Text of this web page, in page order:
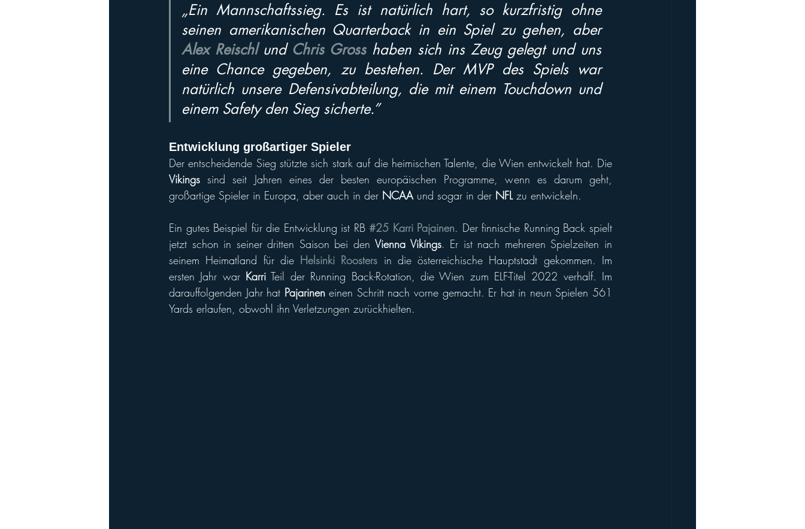
„Ein Mannschaftssieg. Es ist natürlich hart, so kurzfristig ohne
seinen amerikanischen Quarterback in ein Spiel zu gehen, aber
Alex Reischl und Chris Gross haben sich ins Zeug gelegt und uns
eine Chance gegeben, zu bestehen. Der MVP des Spiels war
natürlich unsere Defensivabteilung, die mit einem Touchdown und
einem Safety den Sieg sicherte.”
Entwicklung großartiger Spieler
Vikings sind seit Jahren eines der besten europäischen Programme, wenn es darum geht,
großartige Spieler in Europa, aber auch in der NCAA und sogar in der NFL zu entwickeln.
Ein gutes Beispiel für die Entwicklung ist RB #25 Karri Pajainen. Der finnische Running Back spielt
jetzt schon in seiner dritten Saison bei den Vienna Vikings. Er ist nach mehreren Spielzeiten in
seinem Heimatland für die Helsinki Roosters in die österreichische Hauptstadt gekommen. Im
ersten Jahr war Karri Teil der Running Back-Rotation, die Wien zum ELF-Titel 2022 verhalf. Im
darauffolgenden Jahr hat Pajarinen einen Schritt nach vorne gemacht. Er hat in neun Spielen 561
Yards erlaufen, obwohl ihn Verletzungen zurückhielten.